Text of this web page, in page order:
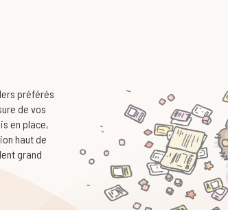
préférés
de vos
en place,
haut de
grand